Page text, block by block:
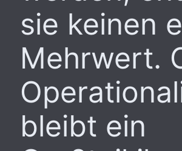
sie keinen
Mehrwert.
bleibt ein